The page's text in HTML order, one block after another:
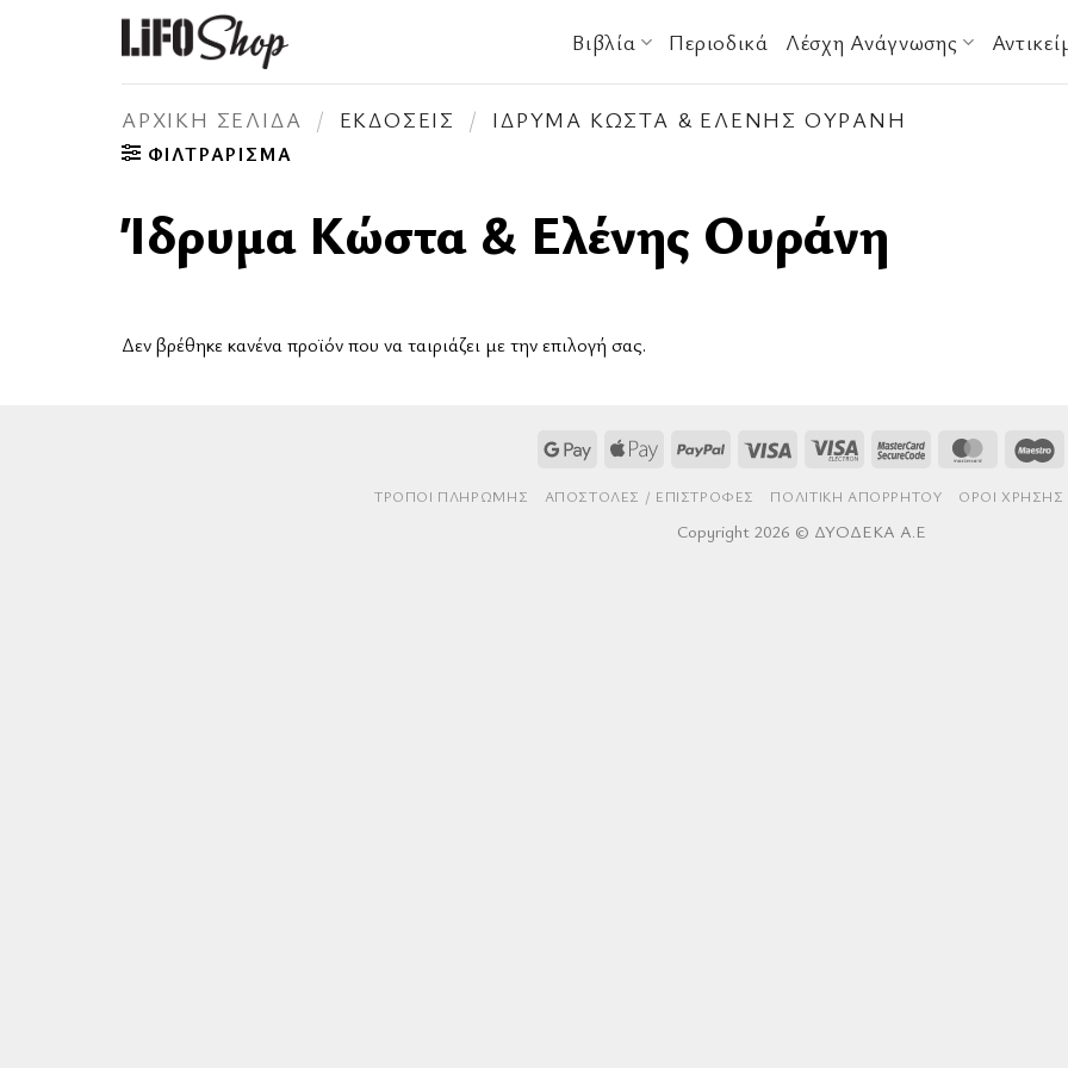
Βιβλία Περιοδικά Λέσχη Ανάγνωσης
ΑΡΧΙΚΉ ΣΕΛΊΔΑ / ΕΚΔΌΣΕΙΣ / ΊΔΡΥΜΑ ΚΏΣΤΑ & ΕΛΈΝΗΣ ΟΥΡΆΝΗ
ΦΙΛΤΡΆΡΙΣΜΑ
Ίδρυμα Κώστα & Ελένης Ουράνη
Δεν βρέθηκε κανένα προϊόν που να ταιριάζει με την επιλογή σας.
Google Apple
PayPal Visa
Visa
MasterCard
ΤΡΌΠΟΙ ΠΛΗΡΩΜΉΣ AΠΟΣΤΟΛΈΣ / ΕΠΙΣΤΡΟΦΈΣ ΠΟΛΙΤΙΚΉ ΑΠΟΡΡΉΤΟΥ ΌΡΟΙ ΧΡΉΣΗΣ
Copyright 2026 © ΔΥΟΔΕΚΑ Α.Ε